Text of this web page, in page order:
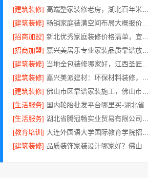
[建筑装修]
[建筑装修]
[招商加盟]
[招商加盟]
[建筑装修]
[建筑装修]
[建筑装修]
[生活服务]
[生活服务]
[教育培训]
[建筑装修]